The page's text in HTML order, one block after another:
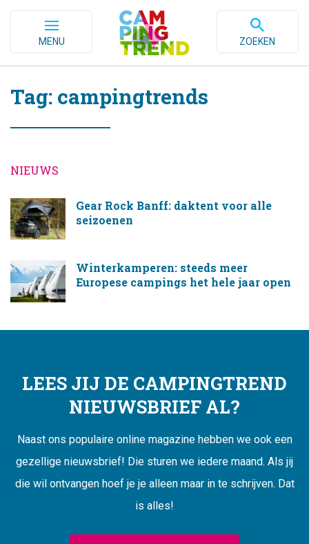
MENU ZOEKEN
Tag: campingtrends
NIEUWS
Gear Rock Banff: daktent voor alle
seizoenen
Winterkamperen: steeds meer
Europese campings het hele jaar open
LEES JIJ DE CAMPINGTREND
NIEUWSBRIEF AL?
Naast ons populaire online magazine hebben we ook een
gezellige nieuwsbrief! Die sturen we iedere maand. Als jij
die wil ontvangen hoef je je alleen maar in te schrijven. Dat
is alles!